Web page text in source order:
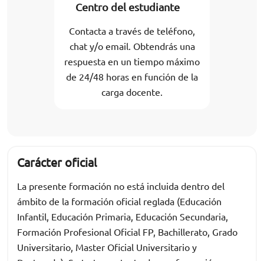
Centro del estudiante
Contacta a través de teléfono,
chat y/o email. Obtendrás una
respuesta en un tiempo máximo
de 24/48 horas en función de la
carga docente.
Carácter oficial
La presente formación no está incluida dentro del
ámbito de la formación oficial reglada (Educación
Infantil, Educación Primaria, Educación Secundaria,
Formación Profesional Oficial FP, Bachillerato, Grado
Universitario, Master Oficial Universitario y